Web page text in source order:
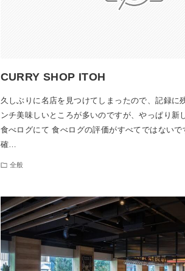
CURRY SHOP ITOH
久しぶりに名店を見つけてしまったので、記録に
ンチ美味しいところが多いのですが、やっぱり新
食べログにて 食べログの評価がすべてではないで
確…
全般